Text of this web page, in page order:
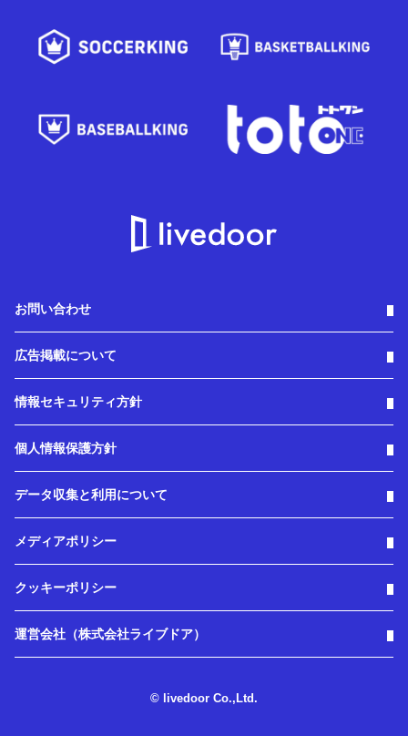
お問い合わせ
広告掲載について
情報セキュリティ方針
個人情報保護方針
データ収集と利用について
メディアポリシー
クッキーポリシー
運営会社（株式会社ライブドア）
© livedoor Co.,Ltd.